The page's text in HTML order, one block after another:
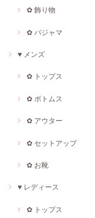
✿ 飾り物
✿ パジャマ
♥ メンズ
✿ トップス
✿ ボトムス
✿ アウター
✿ セットアップ
✿ お靴
♥ レディース
✿ トップス